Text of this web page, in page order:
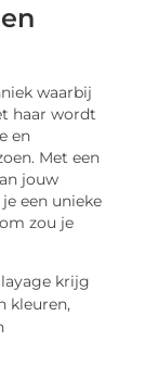
waarbij
haar wordt
en
Met een
jouw
een unieke
zou je
krijg
kleuren,